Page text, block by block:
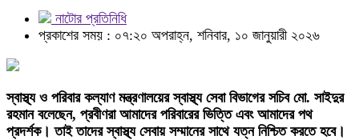
নাটোর প্রতিনিধি
প্রকাশের সময় : ০৭:২০ অপরাহ্ন, শনিবার, ১০ জানুয়ারী ২০২৬
স্বাস্থ্য ও পরিবার কল্যাণ মন্ত্রণালয়ের স্বাস্থ্য সেবা বিভাগের সচিব মো. সাইদুর
রহমান বলেছেন, প্রবীণরা আমাদের পরিবারের ভিত্তি এবং আমাদের পথ
প্রদর্শক। তাই তাদের স্বাস্থ্য সেবায় সম্মানের সাথে যত্ন নিশ্চিত করতে হবে।